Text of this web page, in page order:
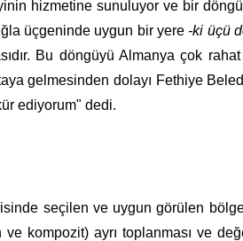
hizmetine sunuluyor ve bir
üçgeninde uygun bir yere -ki üçü
Bu döngüyü Almanya çok
gelmesinden dolayı Fethiye
ediyorum" dedi.
seçilen ve uygun görülen
kompozit) ayrı toplanması ve